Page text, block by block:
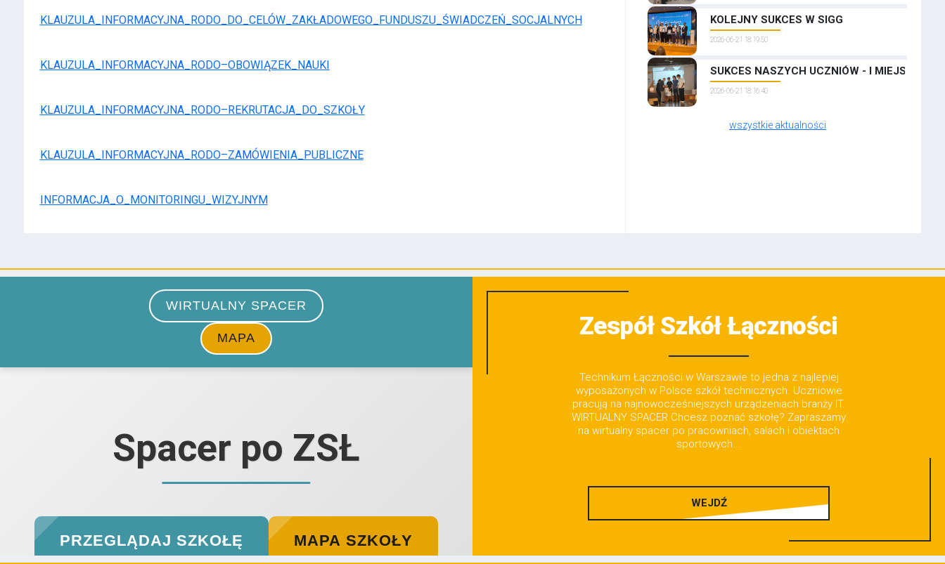
KLAUZULA_INFORMACYJNA_RODO_DO_CELÓW_ZAKŁADOWEGO_FUNDUSZU_ŚWIADCZEŃ_SOCJALNYCH
KLAUZULA_INFORMACYJNA_RODO–OBOWIĄZEK_NAUKI
KLAUZULA_INFORMACYJNA_RODO–REKRUTACJA_DO_SZKOŁY
KLAUZULA_INFORMACYJNA_RODO–ZAMÓWIENIA_PUBLICZNE
INFORMACJA_O_MONITORINGU_WIZYJNYM
KOLEJNY SUKCES W SIGG
2026-06-21 18:19:50
SUKCES NASZYCH UCZNIÓW - I MIEJSCE W
2026-06-21 18:16:40
wszystkie aktualności
Zespół Szkół Łączności
Technikum Łączności w Warszawie to jedna z najlepiej
wyposażonych w Polsce szkół technicznych. Uczniowie
pracują na najnowocześniejszych urządzeniach branży IT.
WIRTUALNY SPACER Chcesz poznać szkołę? Zapraszamy
na wirtualny spacer po pracowniach, salach i obiektach
sportowych...
WEJDŹ